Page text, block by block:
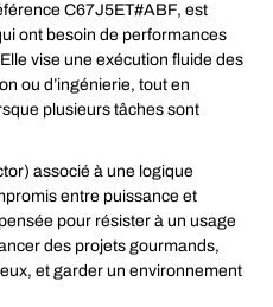
C67J5ET#ABF, est
ont besoin de performances
vise une exécution fluide des
ou d’ingénierie, tout en
plusieurs tâches sont
associé à une logique
entre puissance et
pour résister à un usage
des projets gourmands,
et garder un environnement